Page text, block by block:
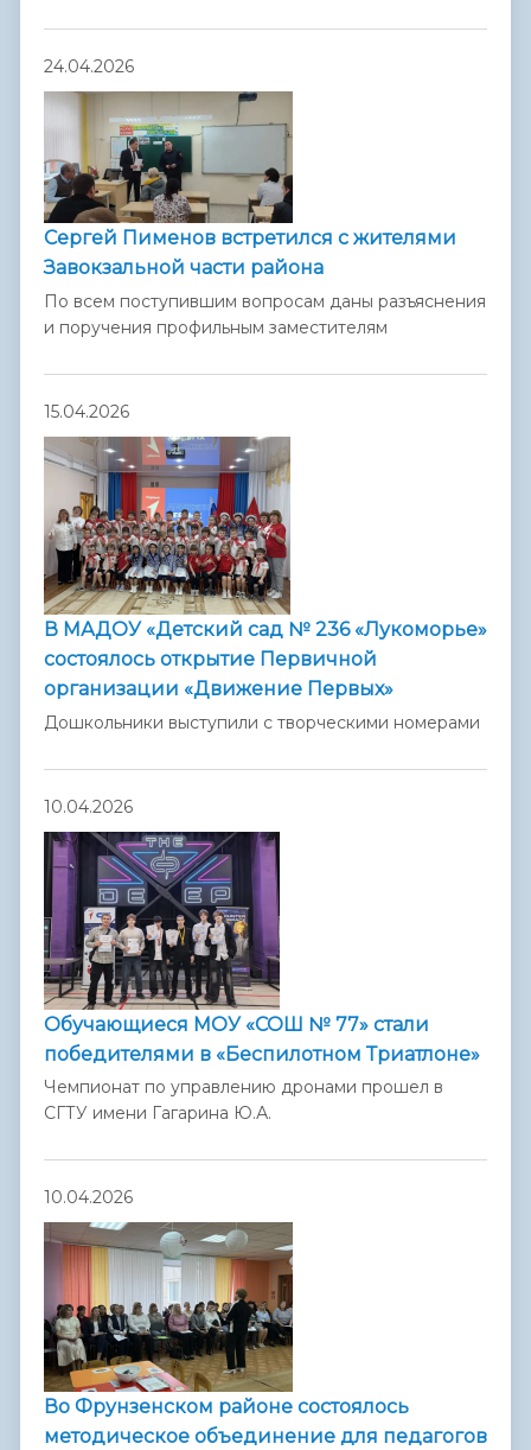
24.04.2026
Сергей Пименов встретился с жителями
Завокзальной части района
По всем поступившим вопросам даны разъяснения
и поручения профильным заместителям
15.04.2026
В МАДОУ «Детский сад № 236 «Лукоморье»
состоялось открытие Первичной
организации «Движение Первых»
Дошкольники выступили с творческими номерами
10.04.2026
Обучающиеся МОУ «СОШ № 77» стали
победителями в «Беспилотном Триатлоне»
Чемпионат по управлению дронами прошел в
СГТУ имени Гагарина Ю.А.
10.04.2026
Во Фрунзенском районе состоялось
методическое объединение для педагогов